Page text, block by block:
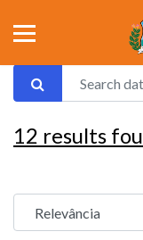
12 results